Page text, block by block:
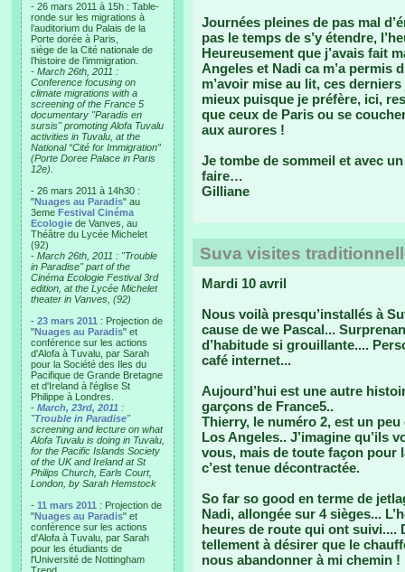
- 26 mars 2011 à 15h : Table-
ronde sur les migrations à
l’auditorium du Palais de la
Porte dorée à Paris,
siège de la Cité nationale de
l’histoire de l’immigration.
- March 26th, 2011 :
Conference focusing on
climate migrations with a
screening of the France 5
documentary "Paradis en
sursis" promoting Alofa Tuvalu
activities in Tuvalu, at the
National “Cité for Immigration”
(Porte Doree Palace in Paris
12e).
- 26 mars 2011 à 14h30 :
"Nuages au Paradis" au
3eme Festival Cinéma
Ecologie de Vanves, au
Théâtre du Lycée Michelet
(92)
- March 26th, 2011 : "Trouble
in Paradise" part of the
Cinéma Ecologie Festival 3rd
edition, at the Lycée Michelet
theater in Vanves, (92)
- 23 mars 2011 : Projection de
"Nuages au Paradis" et
conférence sur les actions
d'Alofa à Tuvalu, par Sarah
pour la Société des Iles du
Pacifique de Grande Bretagne
et d'Ireland à l'église St
Philippe à Londres.
- March, 23rd, 2011 :
"Trouble in Paradise"
screening and lecture on what
Alofa Tuvalu is doing in Tuvalu,
for the Pacific Islands Society
of the UK and Ireland at St
Philips Church, Earls Court,
London, by Sarah Hemstock
- 11 mars 2011 : Projection de
"Nuages au Paradis" et
conférence sur les actions
d'Alofa à Tuvalu, par Sarah
pour les étudiants de
l'Université de Nottingham
Journées pleines de pas mal
pas le temps de s’y étendre,
Heureusement que j’avais fait
Angeles et Nadi ca m’a permis
m’avoir mise au lit, ces
mieux puisque je préfère, ici,
que ceux de Paris ou se
aux aurores !
Je tombe de sommeil et avec
faire…
Gilliane
Suva visites
Mardi 10 avril
Nous voilà presqu’installés à
cause de we Pascal...
d’habitude si grouillante....
café internet...
Aujourd’hui est une autre
garçons de France5..
Thierry, le numéro 2, est un
Los Angeles.. J’imagine qu’ils
vous, mais de toute façon pour
c’est tenue décontractée.
So far so good en terme de
Nadi, allongée sur 4 sièges...
heures de route qui ont suivi....
tellement à désirer que le
nous abandonner à mi chemin !